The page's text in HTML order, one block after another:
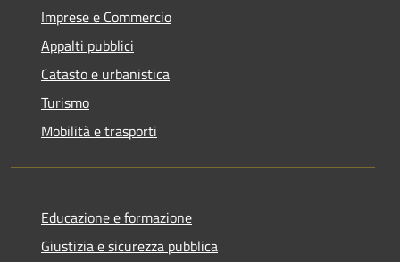
Imprese e Commercio
Appalti pubblici
Catasto e urbanistica
Turismo
Mobilità e trasporti
Educazione e formazione
Giustizia e sicurezza pubblica